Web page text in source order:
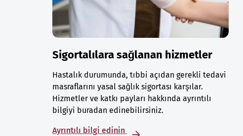
Sigortalılara sağlanan hizmetler
Hastalık durumunda, tıbbi açıdan gerekli tedavi
masraflarını yasal sağlık sigortası karşılar.
Hizmetler ve katkı payları hakkında ayrıntılı
bilgiyi buradan edinebilirsiniz.
Ayrıntılı bilgi edinin